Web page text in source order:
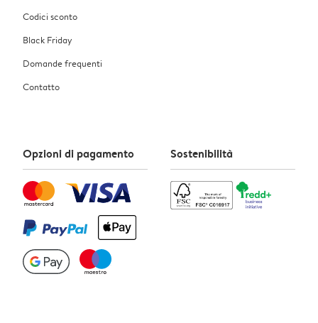
Codici sconto
Black Friday
Domande frequenti
Contatto
Opzioni di pagamento Sostenibilità